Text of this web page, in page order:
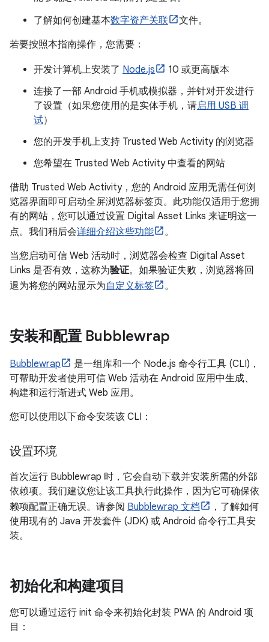
了解如何创建基本数字资产关联
文件。
若要按照本指南操作，您需要：
开发计算机上安装了 Node.js
10 或更高版本
连接了一部 Android 手机或模拟器，并针对开发进行
了设置（如果您使用的是实体手机，请启用 USB 调
试）
您的开发手机上支持 Trusted Web Activity 的浏览器
您希望在 Trusted Web Activity 中查看的网站
借助 Trusted Web Activity，您的 Android 应用无需任何浏
览器界面即可启动全屏浏览器标签页。此功能仅适用于您拥
有的网站，您可以通过设置 Digital Asset Links 来证明这一
点。我们稍后会详细介绍这些功能
。
当您启动可信 Web 活动时，浏览器会检查 Digital Asset
Links 是否有效，这称为验证。如果验证失败，浏览器将回
退为将您的网站显示为自定义标签 。
安装和配置 Bubblewrap
Bubblewrap
是一组库和一个 Node.js 命令行工具 (CLI)，
可帮助开发者使用可信 Web 活动在 Android 应用中生成、
构建和运行渐进式 Web 应用。
您可以使用以下命令安装该 CLI：
设置环境
首次运行 Bubblewrap 时，它会自动下载并安装所需的外部
依赖项。我们建议您让该工具执行此操作，因为它可确保依
赖项配置正确无误。请参阅 Bubblewrap 文档
，了解如何
使用现有的 Java 开发套件 (JDK) 或 Android 命令行工具安
装。
初始化和构建项目
您可以通过运行 init 命令来初始化封装 PWA 的 Android 项
目：